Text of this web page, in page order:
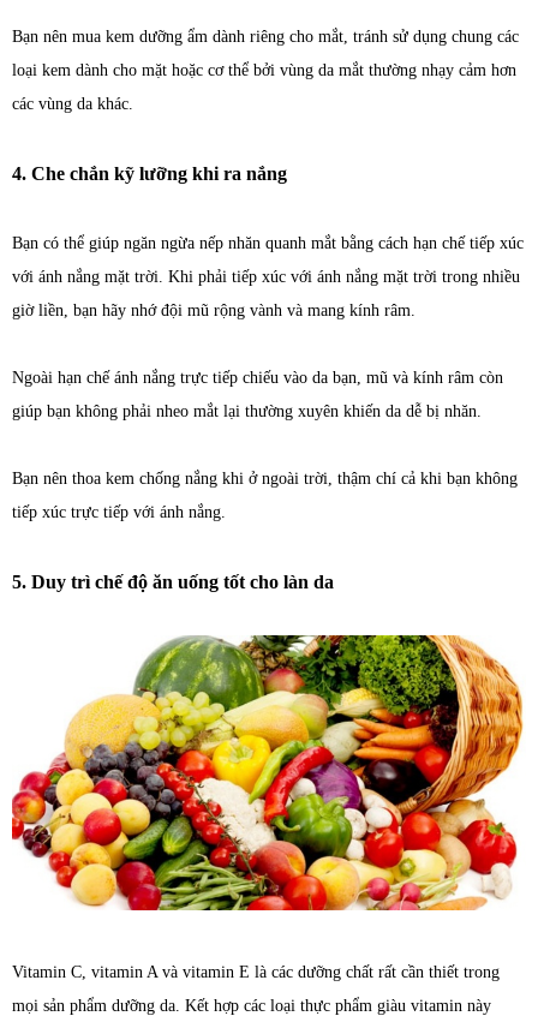
Bạn nên mua kem dưỡng ẩm dành riêng cho mắt, tránh sử dụng chung các
loại kem dành cho mặt hoặc cơ thể bởi vùng da mắt thường nhạy cảm hơn
các vùng da khác.
4. Che chắn kỹ lưỡng khi ra nắng
Bạn có thể giúp ngăn ngừa nếp nhăn quanh mắt bằng cách hạn chế tiếp xúc
với ánh nắng mặt trời. Khi phải tiếp xúc với ánh nắng mặt trời trong nhiều
giờ liền, bạn hãy nhớ đội mũ rộng vành và mang kính râm.
Ngoài hạn chế ánh nắng trực tiếp chiếu vào da bạn, mũ và kính râm còn
giúp bạn không phải nheo mắt lại thường xuyên khiến da dễ bị nhăn.
Bạn nên thoa kem chống nắng khi ở ngoài trời, thậm chí cả khi bạn không
tiếp xúc trực tiếp với ánh nắng.
5. Duy trì chế độ ăn uống tốt cho làn da
Vitamin C, vitamin A và vitamin E là các dưỡng chất rất cần thiết trong
mọi sản phẩm dưỡng da. Kết hợp các loại thực phẩm giàu vitamin này